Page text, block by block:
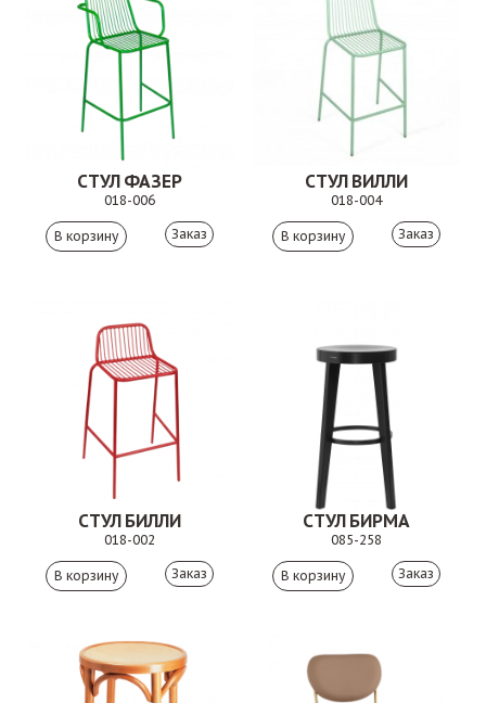
СТУЛ ФАЗЕР
018-006
Заказ
СТУЛ ВИЛЛИ
018-004
Заказ
СТУЛ БИЛЛИ
018-002
Заказ
СТУЛ БИРМА
085-258
Заказ